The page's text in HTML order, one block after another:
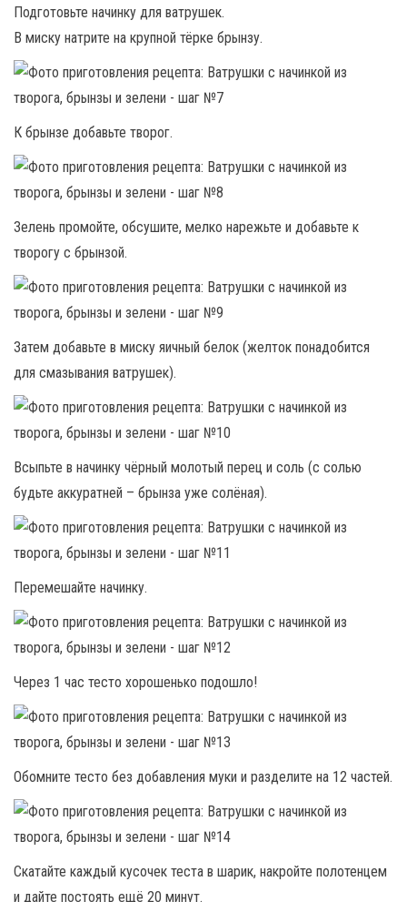
Подготовьте начинку для ватрушек.
В миску натрите на крупной тёрке брынзу.
К брынзе добавьте творог.
Зелень промойте, обсушите, мелко нарежьте и добавьте к
творогу с брынзой.
Затем добавьте в миску яичный белок (желток понадобится
для смазывания ватрушек).
Всыпьте в начинку чёрный молотый перец и соль (с солью
будьте аккуратней – брынза уже солёная).
Перемешайте начинку.
Через 1 час тесто хорошенько подошло!
Обомните тесто без добавления муки и разделите на 12 частей.
Скатайте каждый кусочек теста в шарик, накройте полотенцем
и дайте постоять ещё 20 минут.